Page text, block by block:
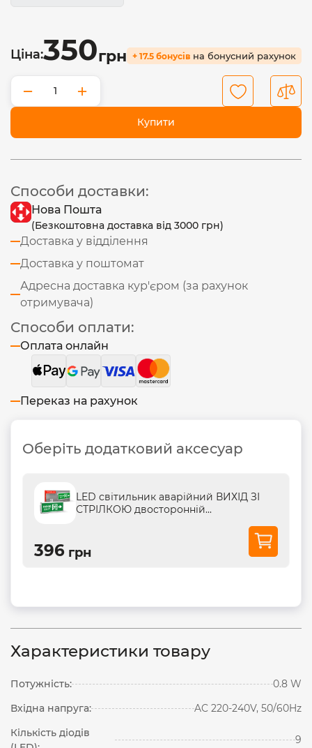
Ціна:350грн + 17.5 бонусів на бонусний рахунок
− +
Купити
Способи доставки:
Нова Пошта
(Безкоштовна доставка від 3000 грн)
Доставка у відділення
Доставка у поштомат
Адресна доставка кур'єром (за рахунок
отримувача)
Способи оплати:
Оплата онлайн
Переказ на рахунок
Оберіть додатковий аксесуар
LED світильник аварійний ВИХІД ЗІ
СТРІЛКОЮ двосторонній...
396 грн
Характеристики товару
Потужність:
0.8 W
Вхідна напруга:
AC 220-240V, 50/60Hz
Кількість діодів
9